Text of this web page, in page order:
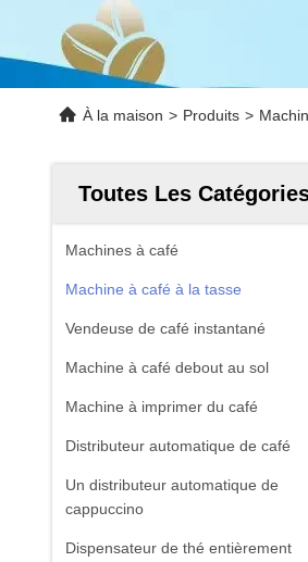
À la maison > Produits >
Toutes Les
Machines à café
Machine à café à la tasse
Vendeuse de café instantané
Machine à café debout au sol
Machine à imprimer du café
Distributeur automatique de café
Un distributeur automatique de
cappuccino
Dispensateur de thé entièrement